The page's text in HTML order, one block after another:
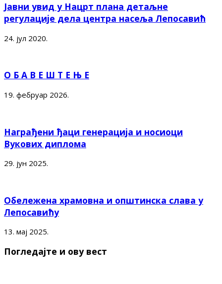
Јавни увид у Нацрт плана детаљне
регулације дела центра насеља Лепосавић
24. јул 2020.
О Б А В Е Ш Т Е Њ Е
19. фебруар 2026.
Награђени ђаци генерација и носиоци
Вукових диплома
29. јун 2025.
Обележена храмовна и општинска слава у
Лепосавићу
13. мај 2025.
Погледајте и ову вест